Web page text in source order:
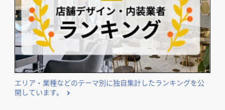
エリア・業種などのテーマ別に独自集計したランキングを公
開しています。